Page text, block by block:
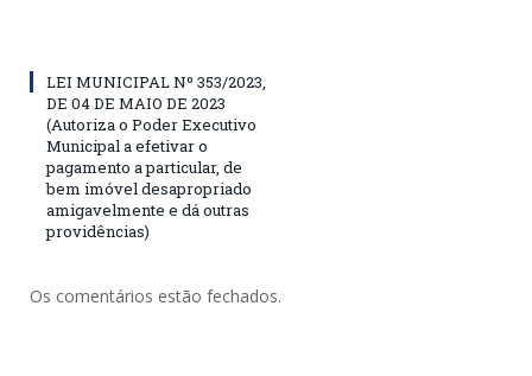
LEI MUNICIPAL Nº 353/2023,
DE 04 DE MAIO DE 2023
(Autoriza o Poder Executivo
Municipal a efetivar o
pagamento a particular, de
bem imóvel desapropriado
amigavelmente e dá outras
providências)
Os comentários estão fechados.